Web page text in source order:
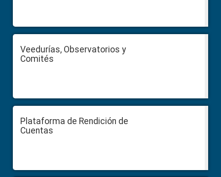
Veedurías, Observatorios y
Comités
Plataforma de Rendición de
Cuentas